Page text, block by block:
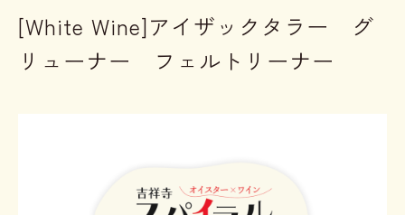
[White Wine]アイザックタラー グ
リューナー フェルトリーナー